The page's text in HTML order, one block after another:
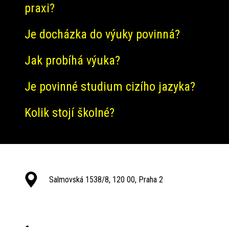
praxi?
Je docházka do výuky povinná?
Jak probíhá výuka?
Je povinné studium cizího jazyka?
Kolik stojí školné?
Salmovská 1538/8, 120 00, Praha 2